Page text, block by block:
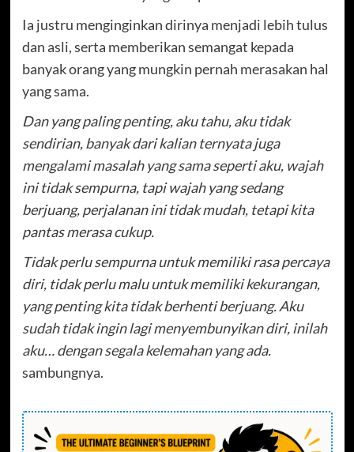
Ia justru menginginkan dirinya menjadi lebih tulus
dan asli, serta memberikan semangat kepada
banyak orang yang mungkin pernah merasakan hal
yang sama.
Dan yang paling penting, aku tahu, aku tidak
sendirian, banyak dari kalian ternyata juga
mengalami masalah yang sama seperti aku, wajah
ini tidak sempurna, tapi wajah yang sedang
berjuang, perjalanan ini tidak mudah, tetapi kita
pantas merasa cukup.
Tidak perlu sempurna untuk memiliki rasa percaya
diri, tidak perlu malu untuk memiliki kekurangan,
yang penting kita tidak berhenti berjuang. Aku
sudah tidak ingin lagi menyembunyikan diri, inilah
aku… dengan segala kelemahan yang ada.
sambungnya.